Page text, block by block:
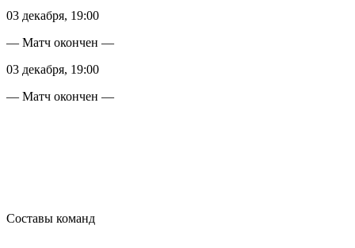
03 декабря, 19:00
— Матч окончен —
03 декабря, 19:00
— Матч окончен —
Составы команд